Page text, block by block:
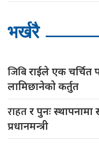
भर्खरै
जिबिराईले एक चर्चित
लामिछानेको कर्तुत
राहतर पुनः
प्रधानमन्त्री